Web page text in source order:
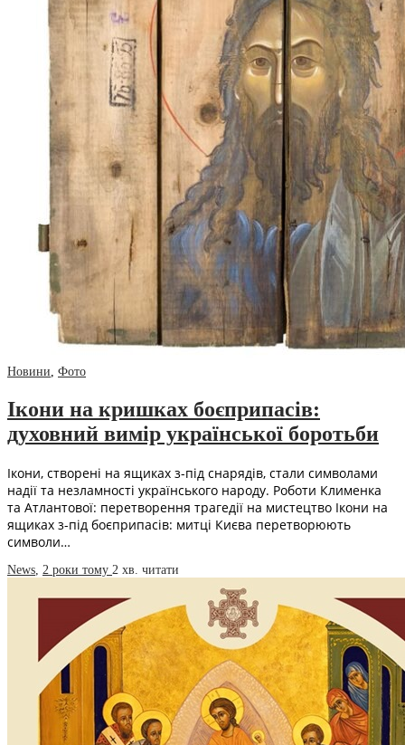
Новини, Фото
Ікони на кришках боєприпасів:
духовний вимір української боротьби
Ікони, створені на ящиках з-під снарядів, стали символами
надії та незламності українського народу. Роботи Клименка
та Атлантової: перетворення трагедії на мистецтво Ікони на
ящиках з-під боєприпасів: митці Києва перетворюють
символи…
News, 2 роки тому 2 хв. читати